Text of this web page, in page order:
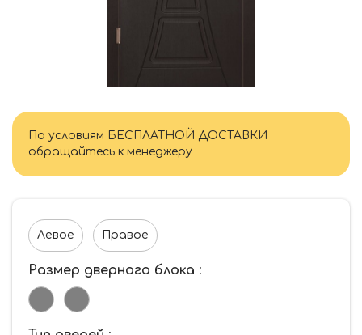
По условиям БЕСПЛАТНОЙ ДОСТАВКИ
обращайтесь к менеджеру
Левое Правое
Размер дверного блока :